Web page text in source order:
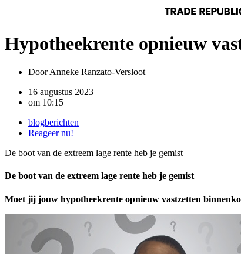
Hypotheekrente opnieuw
DoorAnneke Ranzato-Versloot
16 augustus 2023
om 10:15
blogberichten
Reageer nu!
De boot van de extreem lage rente heb je gemist
De boot van de extreem lage rente heb je gemist
Moet jij jouw hypotheekrente opnieuw vastzetten